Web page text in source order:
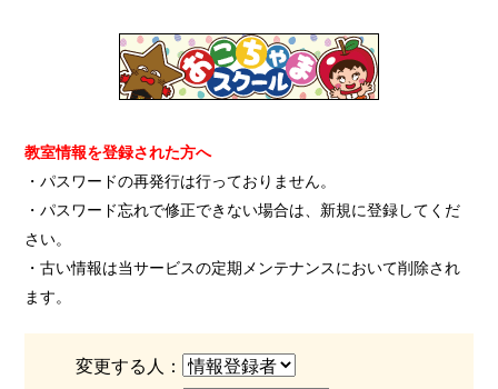
教室情報を登録された方へ
・パスワードの再発行は行っておりません。
・パスワード忘れで修正できない場合は、新規に登録してくだ
さい。
・古い情報は当サービスの定期メンテナンスにおいて削除され
ます。
変更する人：